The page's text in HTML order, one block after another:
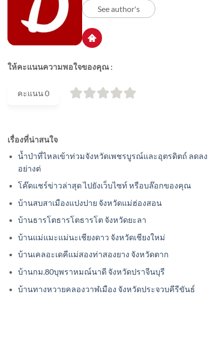
See author's
ให้คะแนนความพอใจของคุณ :
คะแนน0
เรื่องที่น่าสนใจ
น้ำป่าที่ไหลเข้าท่วมจังหวัดเพชรบูรณ์และอุตรดิตถ์ ลดลง
อย่างต่
โค๊ดแชร์ข่าวล่าสุด ไปยังเว็บไซท์ หรือบล๊อกของคุณ
บ้านสบสาเมืองแปงปาย จังหวัดแม่ฮ่องสอน
บ้านธารโตธารโตธารโต จังหวัดยะลา
บ้านแม่แมะแม่นะเชียงดาว จังหวัดเชียงใหม่
บ้านเคลอะเดคีแม่สองท่าสองยาง จังหวัดตาก
บ้านกม.80บุพราหมณ์นาดี จังหวัดปราจีนบุรี
บ้านทางหวายคลองวาฬเมือง จังหวัดประจวบคีรีขันธ์